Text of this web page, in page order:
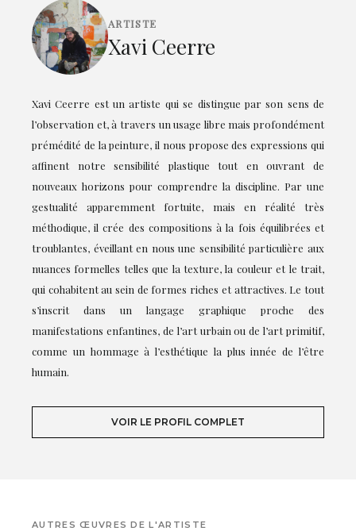
ARTISTE
Xavi Ceerre
Xavi Ceerre est un artiste qui se distingue par son sens de
l’observation et, à travers un usage libre mais profondément
prémédité de la peinture, il nous propose des expressions qui
affinent notre sensibilité plastique tout en ouvrant de
nouveaux horizons pour comprendre la discipline. Par une
gestualité apparemment fortuite, mais en réalité très
méthodique, il crée des compositions à la fois équilibrées et
troublantes, éveillant en nous une sensibilité particulière aux
nuances formelles telles que la texture, la couleur et le trait,
qui cohabitent au sein de formes riches et attractives. Le tout
s’inscrit dans un langage graphique proche des
manifestations enfantines, de l’art urbain ou de l’art primitif,
comme un hommage à l’esthétique la plus innée de l’être
humain.
VOIR LE PROFIL COMPLET
AUTRES ŒUVRES DE L'ARTISTE